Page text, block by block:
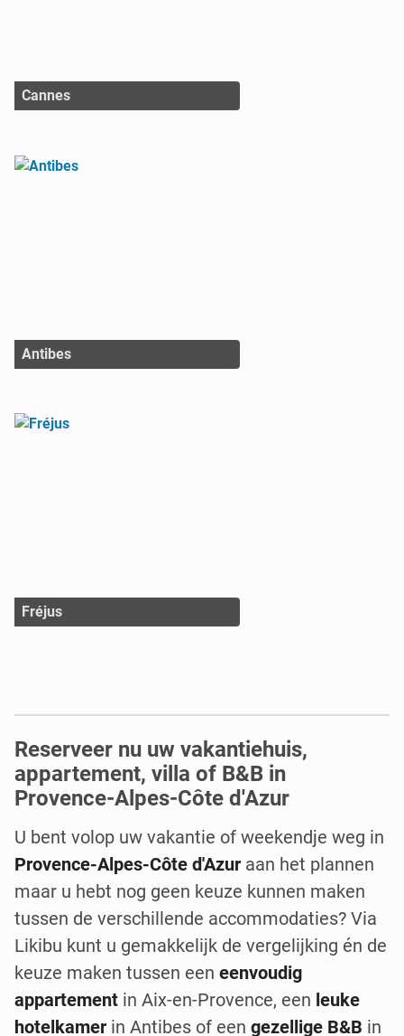
Cannes
Antibes
Fréjus
Reserveer nu uw vakantiehuis,
appartement, villa of B&B in
Provence-Alpes-Côte d'Azur
U bent volop uw vakantie of weekendje weg in
Provence-Alpes-Côte d'Azur aan het plannen
maar u hebt nog geen keuze kunnen maken
tussen de verschillende accommodaties? Via
Likibu kunt u gemakkelijk de vergelijking én de
keuze maken tussen een eenvoudig
appartement in Aix-en-Provence, een leuke
hotelkamer in Antibes of een gezellige B&B in